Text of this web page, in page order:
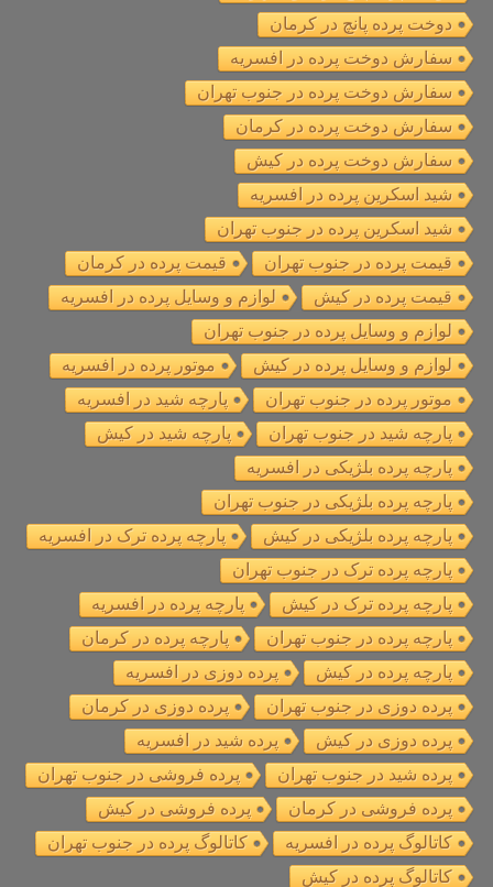
دوخت پرده پانچ در کرمان
سفارش دوخت پرده در افسریه
سفارش دوخت پرده در جنوب تهران
سفارش دوخت پرده در کرمان
سفارش دوخت پرده در کیش
شید اسکرین پرده در افسریه
شید اسکرین پرده در جنوب تهران
قیمت پرده در جنوب تهران
قیمت پرده در کرمان
قیمت پرده در کیش
لوازم و وسایل پرده در افسریه
لوازم و وسایل پرده در جنوب تهران
لوازم و وسایل پرده در کیش
موتور پرده در افسریه
موتور پرده در جنوب تهران
پارچه شید در افسریه
پارچه شید در جنوب تهران
پارچه شید در کیش
پارچه پرده بلژیکی در افسریه
پارچه پرده بلژیکی در جنوب تهران
پارچه پرده بلژیکی در کیش
پارچه پرده ترک در افسریه
پارچه پرده ترک در جنوب تهران
پارچه پرده ترک در کیش
پارچه پرده در افسریه
پارچه پرده در جنوب تهران
پارچه پرده در کرمان
پارچه پرده در کیش
پرده دوزی در افسریه
پرده دوزی در جنوب تهران
پرده دوزی در کرمان
پرده دوزی در کیش
پرده شید در افسریه
پرده شید در جنوب تهران
پرده فروشی در جنوب تهران
پرده فروشی در کرمان
پرده فروشی در کیش
کاتالوگ پرده در افسریه
کاتالوگ پرده در جنوب تهران
کاتالوگ پرده در کیش